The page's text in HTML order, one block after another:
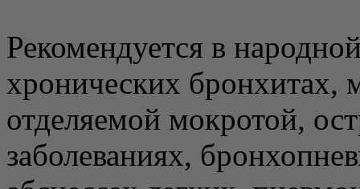
Рекомендуется в
хронических бронхитах,
отделяемой мокротой,
заболеваниях,